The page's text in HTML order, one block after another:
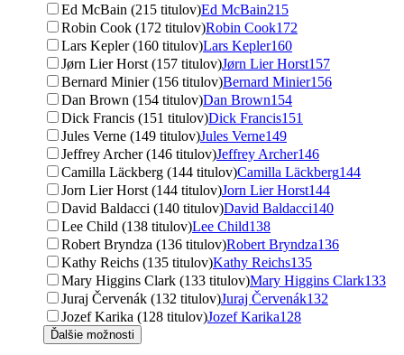
Ed McBain (215 titulov)Ed McBain215
Robin Cook (172 titulov)Robin Cook172
Lars Kepler (160 titulov)Lars Kepler160
Jørn Lier Horst (157 titulov)Jørn Lier Horst157
Bernard Minier (156 titulov)Bernard Minier156
Dan Brown (154 titulov)Dan Brown154
Dick Francis (151 titulov)Dick Francis151
Jules Verne (149 titulov)Jules Verne149
Jeffrey Archer (146 titulov)Jeffrey Archer146
Camilla Läckberg (144 titulov)Camilla Läckberg144
Jorn Lier Horst (144 titulov)Jorn Lier Horst144
David Baldacci (140 titulov)David Baldacci140
Lee Child (138 titulov)Lee Child138
Robert Bryndza (136 titulov)Robert Bryndza136
Kathy Reichs (135 titulov)Kathy Reichs135
Mary Higgins Clark (133 titulov)Mary Higgins Clark133
Juraj Červenák (132 titulov)Juraj Červenák132
Jozef Karika (128 titulov)Jozef Karika128
Ďalšie možnosti